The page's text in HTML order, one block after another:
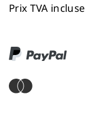
Prix TVA